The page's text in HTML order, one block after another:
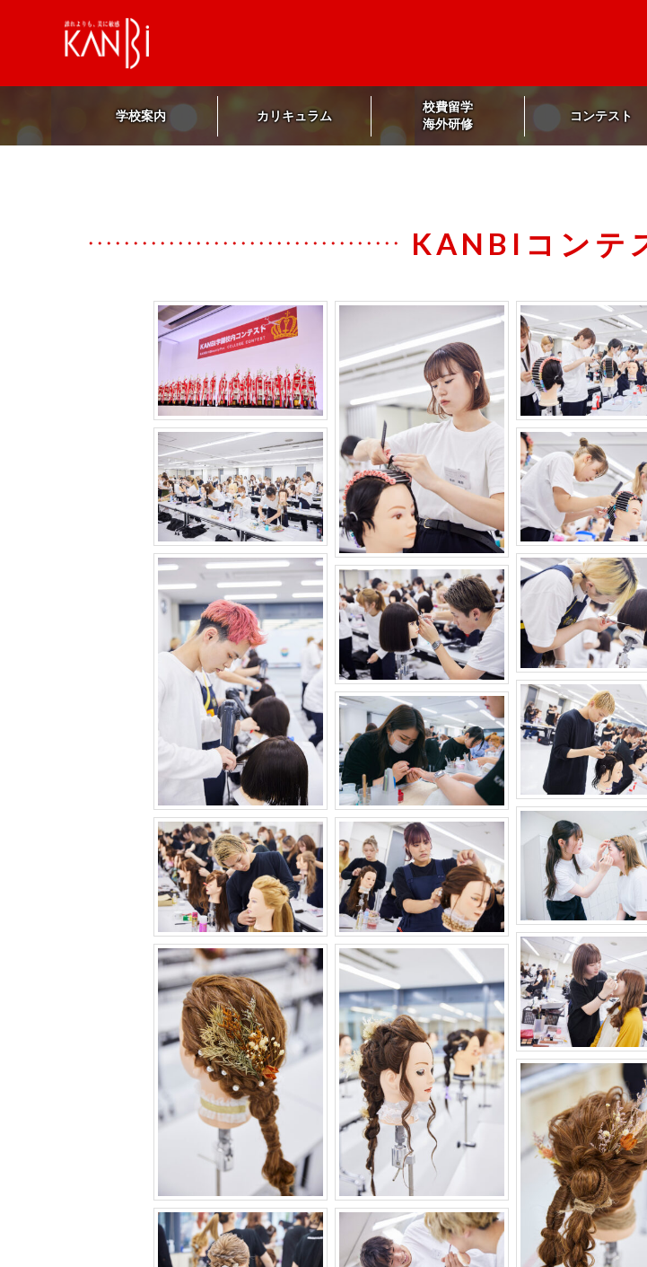
学校案内 カリキュラム
校費留学
海外研修
コンテスト
KANBIコンテ